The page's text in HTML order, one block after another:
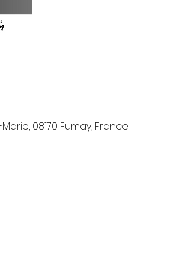
Marie, 08170 Fumay, France